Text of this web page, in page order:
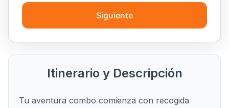
Siguiente
Itinerario y Descripción
Tu aventura combo comienza con recogida